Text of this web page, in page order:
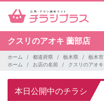
クスリのアオキ 薗部店
ホーム 都道府県 栃木県
栃木市
ホーム
お店の名前 クスリのアオキ
本日公開中のチラシ